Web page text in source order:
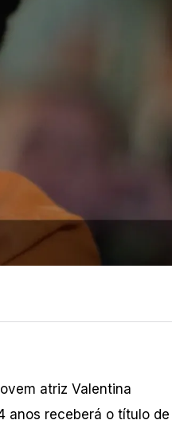
atriz Valentina
anos receberá o título de